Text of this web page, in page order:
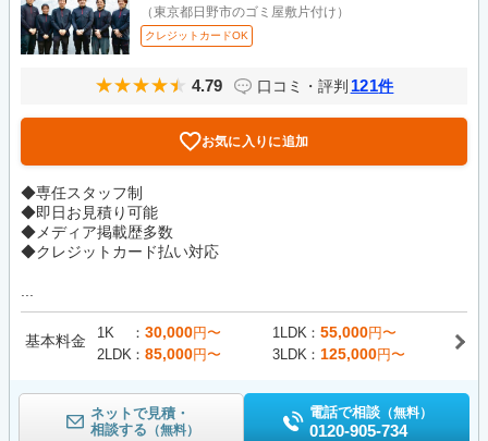
（東京都日野市のゴミ屋敷片付け）
クレジットカードOK
4.79 口コミ・評判 121件
お気に入りに追加
◆専任スタッフ制
◆即日お見積り可能
◆メディア掲載歴多数
◆クレジットカード払い対応
基本料金 1K 30,000円〜 1LDK 55,000円〜
2LDK
85,000円〜 3LDK 125,000円〜
ネットで見積・
相談する （無料）
電話で相談 （無料）
0120-905-734